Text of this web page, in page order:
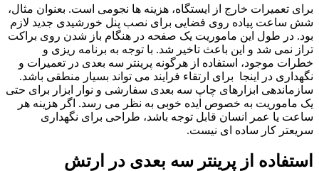
برای تعمیرات خارج از ایستگاه، هزینه ها نجومی است. بعنوان مثال،
شش ساعت پیاده روی فضایی برای نصب پنل خورشیدی جدید لازم
بود. در طول این ماموریت یک صفحه در هنگام باز شدن روی براکت
تراز نمی شد و این باعث تاخیر شد. با توجه به برنامه ریزی و
خطرات موجود، استفاده از هرگونه پرینتر سه بعدی در تعمیرات و
نگهداری در اینجا برای ارتقاء فرایند می تواند بسیار منطقی باشد.
سازماندهی ابزارهای چاپ سه بعدی سفارشی و نوار ابزار برای حتی
یک ماموریت به خصوص ایده خوبی به نظر می رسد. اگر هزینه هر
ساعت یا عمر انسان قابل توجه باشد، طراحی برای نگهداری
سریعتر کار ساده ای نیست.
استفاده از پرینتر سه بعدی در ارتش